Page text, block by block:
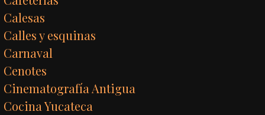
Calesas
Calles y esquinas
Carnaval
Cenotes
Cinematografía Antigua
Cocina Yucateca